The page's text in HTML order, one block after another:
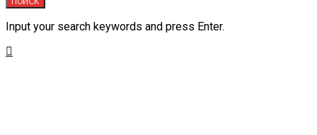
Input your search keywords and press Enter.